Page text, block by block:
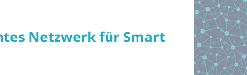
Netzwerk für Smart